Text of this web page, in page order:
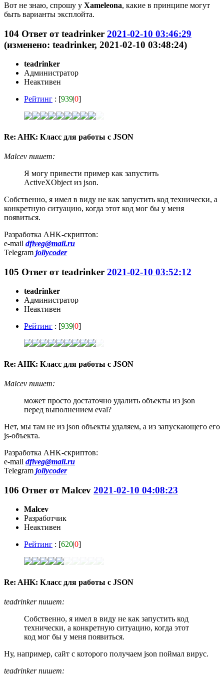
Вот не знаю, спрошу у Xameleona, какие в принципе могут
быть варианты эксплойта.
104 Ответ отteadrinker 2021-02-10 03:46:29
(изменено: teadrinker, 2021-02-10 03:48:24)
teadrinker
Администратор
Неактивен
Рейтинг : [939|0]
Re: AHK: Класс для работы с JSON
Malcev пишет:
Я могу привести пример как запустить
ActiveXObject из json.
Собственно, я имел в виду не как запустить код технически, а
конкретную ситуацию, когда этот код мог бы у меня
появиться.
Разработка AHK-скриптов:
e-mail dfiveg@mail.ru
Telegram jollycoder
105 Ответ отteadrinker 2021-02-10 03:52:12
teadrinker
Администратор
Неактивен
Рейтинг : [939|0]
Re: AHK: Класс для работы с JSON
Malcev пишет:
может просто достаточно удалить объекты из json
перед выполнением eval?
Нет, мы там не из json объекты удаляем, а из запускающего его
js-объекта.
Разработка AHK-скриптов:
e-mail dfiveg@mail.ru
Telegram jollycoder
106 Ответ отMalcev 2021-02-10 04:08:23
Malcev
Разработчик
Неактивен
Рейтинг : [620|0]
Re: AHK: Класс для работы с JSON
teadrinker пишет:
Собственно, я имел в виду не как запустить код
технически, а конкретную ситуацию, когда этот
код мог бы у меня появиться.
Ну, например, сайт с которого получаем json поймал вирус.
teadrinker пишет: